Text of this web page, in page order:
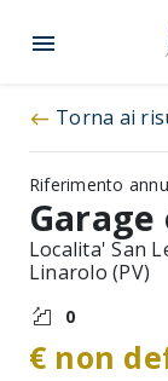
menu
west Torna ai
Riferimento
Localita' San
Linarolo (PV)
0
€ non